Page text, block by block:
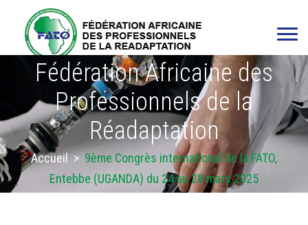
Fédération Africaine des
Professionnels de la
Réadaptation
Accueil> 9ème Congrès international de la FATO,
Entebbe (UGANDA) du 24 au 28 mars 2025